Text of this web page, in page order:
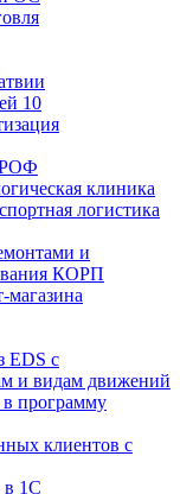
10
клиника
логистика
и
КОРП
магазина
EDS с
и видам движений
в программу
клиентов с
в 1С